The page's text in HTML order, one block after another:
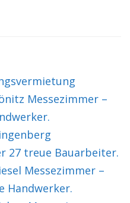
Messezimmer –
27 treue Bauarbeiter.
Messezimmer –
Handwerker.